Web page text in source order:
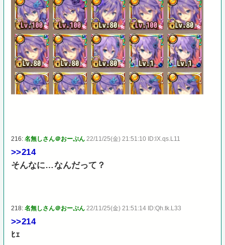
216:名無しさん＠おーぷん 22/11/25(金) 21:51:10 ID:lX.qs.L11
>>214
そんなに…なんだって？
218:名無しさん＠おーぷん 22/11/25(金) 21:51:14 ID:Qh.tk.L33
>>214
ﾋｪ